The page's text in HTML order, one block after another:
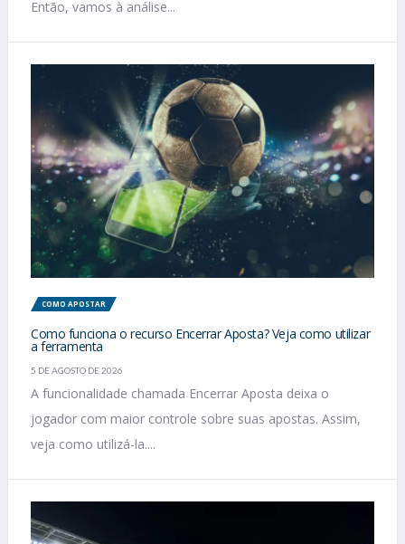
Então, vamos à análise...
COMO APOSTAR
Como funciona o recurso Encerrar Aposta? Veja como utilizar
a ferramenta
5 DE AGOSTO DE 2026
A funcionalidade chamada Encerrar Aposta deixa o
jogador com maior controle sobre suas apostas. Assim,
veja como utilizá-la....